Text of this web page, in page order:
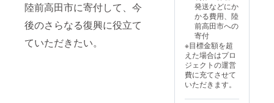
陸前高田市に寄付して、今
後のさらなる復興に役立て
ていただきたい。
本 産
地：岩
手県陸
市 保存
方法：
冷蔵庫
の野菜
室に新
聞など
発送などにか
かる費用、陸
前高田市への
寄付
※目標金額を超
えた場合はプロ
ジェクトの運営
費に充てさせて
いただきます。